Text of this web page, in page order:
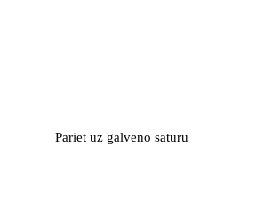
Pāriet uz galveno saturu